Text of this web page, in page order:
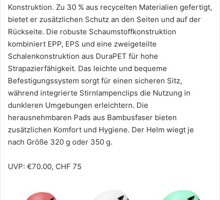
Konstruktion. Zu 30 % aus recycelten Materialien gefertigt,
bietet er zusätzlichen Schutz an den Seiten und auf der
Rückseite. Die robuste Schaumstoffkonstruktion
kombiniert EPP, EPS und eine zweigeteilte
Schalenkonstruktion aus DuraPET für hohe
Strapazierfähigkeit. Das leichte und bequeme
Befestigungssystem sorgt für einen sicheren Sitz,
während integrierte Stirnlampenclips die Nutzung in
dunkleren Umgebungen erleichtern. Die
herausnehmbaren Pads aus Bambusfaser bieten
zusätzlichen Komfort und Hygiene. Der Helm wiegt je
nach Größe 320 g oder 350 g.
UVP: €70.00, CHF 75